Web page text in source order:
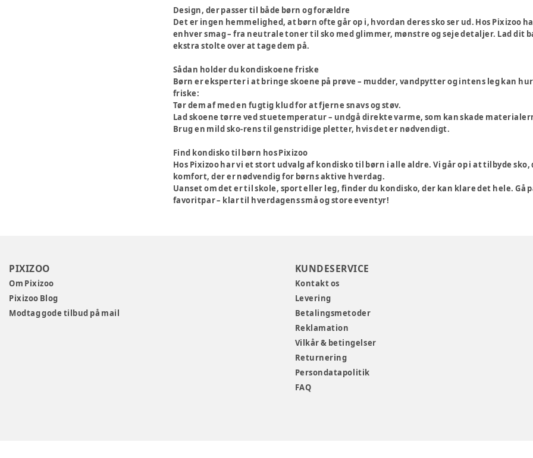
Design, der passer til både børn og forældre
Det er ingen hemmelighed, at børn ofte går op i, hvordan deres sko ser ud. Hos Pixizoo
enhver smag – fra neutrale toner til sko med glimmer, mønstre og seje detaljer. Lad dit
ekstra stolte over at tage dem på.
Sådan holder du kondiskoene friske
Børn er eksperter i at bringe skoene på prøve – mudder, vandpytter og intens leg kan
friske:
Tør dem af med en fugtig klud for at fjerne snavs og støv.
Lad skoene tørre ved stuetemperatur – undgå direkte varme, som kan skade
Brug en mild sko-rens til genstridige pletter, hvis det er nødvendigt.
Find kondisko til børn hos Pixizoo
Hos Pixizoo har vi et stort udvalg af kondisko til børn i alle aldre. Vi går op i at tilbyde
komfort, der er nødvendig for børns aktive hverdag.
Uanset om det er til skole, sport eller leg, finder du kondisko, der kan klare det hele. Gå
favoritpar – klar til hverdagens små og store eventyr!
PIXIZOO
Om Pixizoo
Pixizoo Blog
Modtag gode tilbud på mail
KUNDESERVICE
Kontakt os
Levering
Betalingsmetoder
Reklamation
Vilkår & betingelser
Returnering
Persondatapolitik
FAQ